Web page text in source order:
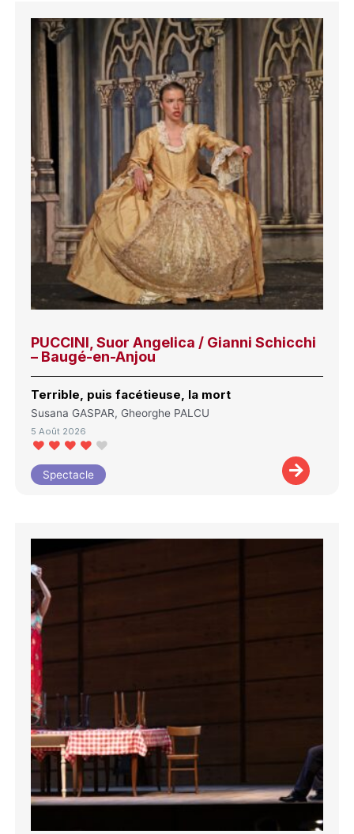
PUCCINI, Suor Angelica / Gianni Schicchi
– Baugé-en-Anjou
Terrible, puis facétieuse, la mort
Susana GASPAR, Gheorghe PALCU
5 Août 2026
Spectacle